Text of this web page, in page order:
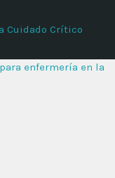
Cuidado Crítico